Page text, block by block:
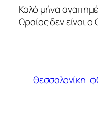
Καλό μήνα
Ωραίος δεν είναι
θεσσαλονίκη